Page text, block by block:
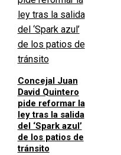
Concejal Juan
David Quintero
pide reformar la
ley tras la salida
del ‘Spark azul’
de los patios de
tránsito